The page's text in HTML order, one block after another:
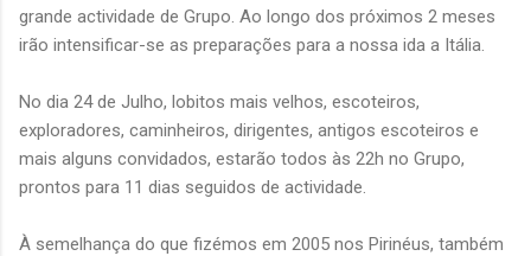
grande actividade de Grupo. Ao longo dos próximos 2 meses
irão intensificar-se as preparações para a nossa ida a Itália.
No dia 24 de Julho, lobitos mais velhos, escoteiros,
exploradores, caminheiros, dirigentes, antigos escoteiros e
mais alguns convidados, estarão todos às 22h no Grupo,
prontos para 11 dias seguidos de actividade.
À semelhança do que fizémos em 2005 nos Pirinéus, também